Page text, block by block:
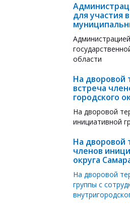
для участия
области
На дворовой
встреча
городского
На дворовой
инициативной
На дворовой
членов
округа
На дворовой
группы с